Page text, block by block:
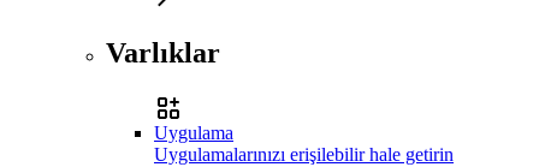
Varlıklar
Uygulama
Uygulamalarınızı erişilebilir hale getirin